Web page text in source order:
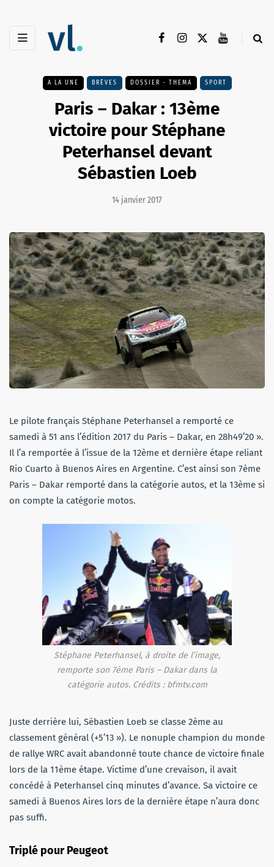
A LA UNE BRÈVES DOSSIER - THEMA SPORT
Paris – Dakar : 13ème
victoire pour Stéphane
Peterhansel devant
Sébastien Loeb
14 janvier 2017
Le pilote français Stéphane Peterhansel a remporté ce
samedi à 51 ans l’édition 2017 du Paris – Dakar, en 28h49’20 ».
Il l’a remportée à l’issue de la 12ème et dernière étape reliant
Rio Cuarto à Buenos Aires en Argentine. C’est ainsi son 7ème
Paris – Dakar remporté dans la catégorie autos, et la 13ème si
on compte la catégorie motos.
Stéphane Peterhansel, à droite de l’image,
remporte son 7ème Paris – Dakar dans la
catégorie autos. Crédits : bfmtv.com
Juste derrière lui, Sébastien Loeb se classe 2ème au
classement général (+5’13 »). Le nonuple champion du monde
de rallye WRC avait abandonné toute chance de victoire finale
lors de la 11ème étape. Victime d’une crevaison, il avait
concédé à Peterhansel cinq minutes d’avance. Sa victoire ce
samedi à Buenos Aires lors de la dernière étape n’aura donc
pas suffi.
Triplé pour Peugeot